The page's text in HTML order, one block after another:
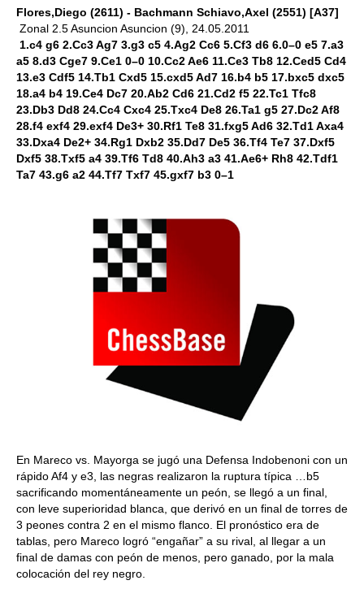
Flores,Diego (2611) - Bachmann Schiavo,Axel (2551) [A37]
Zonal 2.5 Asuncion Asuncion (9), 24.05.2011
1.c4 g6 2.Cc3 Ag7 3.g3 c5 4.Ag2 Cc6 5.Cf3 d6 6.0–0 e5 7.a3
a5 8.d3 Cge7 9.Ce1 0–0 10.Cc2 Ae6 11.Ce3 Tb8 12.Ced5 Cd4
13.e3 Cdf5 14.Tb1 Cxd5 15.cxd5 Ad7 16.b4 b5 17.bxc5 dxc5
18.a4 b4 19.Ce4 Dc7 20.Ab2 Cd6 21.Cd2 f5 22.Tc1 Tfc8
23.Db3 Dd8 24.Cc4 Cxc4 25.Txc4 De8 26.Ta1 g5 27.Dc2 Af8
28.f4 exf4 29.exf4 De3+ 30.Rf1 Te8 31.fxg5 Ad6 32.Td1 Axa4
33.Dxa4 De2+ 34.Rg1 Dxb2 35.Dd7 De5 36.Tf4 Te7 37.Dxf5
Dxf5 38.Txf5 a4 39.Tf6 Td8 40.Ah3 a3 41.Ae6+ Rh8 42.Tdf1
Ta7 43.g6 a2 44.Tf7 Txf7 45.gxf7 b3 0–1
En Mareco vs. Mayorga se jugó una Defensa Indobenoni con un
rápido Af4 y e3, las negras realizaron la ruptura típica …b5
sacrificando momentáneamente un peón, se llegó a un final,
con leve superioridad blanca, que derivó en un final de torres de
3 peones contra 2 en el mismo flanco. El pronóstico era de
tablas, pero Mareco logró “engañar” a su rival, al llegar a un
final de damas con peón de menos, pero ganado, por la mala
colocación del rey negro.